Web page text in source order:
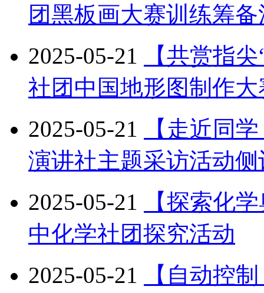
团黑板画大赛训练筹
2025-05-21
【共赏指
社团中国地形图制作
2025-05-21
【走近同
演讲社主题采访活动侧
2025-05-21
【探索化
中化学社团探究活动
2025-05-21
【自动控